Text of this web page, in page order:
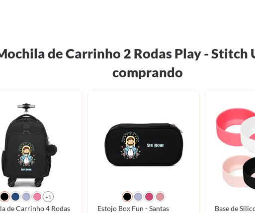
de Carrinho 2 Rodas Play - Stitch
comprando
+1
de Carrinho 4 Rodas
Estojo Box Fun - Santas
Base de